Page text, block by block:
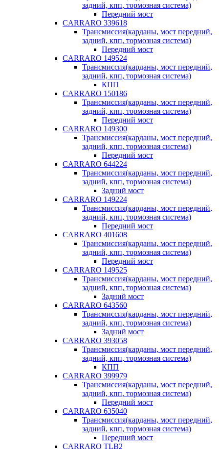
задний, кпп, тормозная система)
Передний мост
CARRARO 339618
Трансмиссия(карданы, мост передний,
задний, кпп, тормозная система)
Передний мост
CARRARO 149524
Трансмиссия(карданы, мост передний,
задний, кпп, тормозная система)
КПП
CARRARO 150186
Трансмиссия(карданы, мост передний,
задний, кпп, тормозная система)
Передний мост
CARRARO 149300
Трансмиссия(карданы, мост передний,
задний, кпп, тормозная система)
Передний мост
CARRARO 644224
Трансмиссия(карданы, мост передний,
задний, кпп, тормозная система)
Задний мост
CARRARO 149224
Трансмиссия(карданы, мост передний,
задний, кпп, тормозная система)
Передний мост
CARRARO 401608
Трансмиссия(карданы, мост передний,
задний, кпп, тормозная система)
Передний мост
CARRARO 149525
Трансмиссия(карданы, мост передний,
задний, кпп, тормозная система)
Задний мост
CARRARO 643560
Трансмиссия(карданы, мост передний,
задний, кпп, тормозная система)
Задний мост
CARRARO 393058
Трансмиссия(карданы, мост передний,
задний, кпп, тормозная система)
КПП
CARRARO 399979
Трансмиссия(карданы, мост передний,
задний, кпп, тормозная система)
Передний мост
CARRARO 635040
Трансмиссия(карданы, мост передний,
задний, кпп, тормозная система)
Передний мост
CARRARO TLB2